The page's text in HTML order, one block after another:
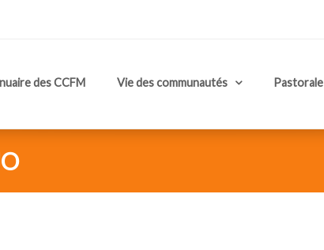
des CCFM Vie des communautés Pastorale